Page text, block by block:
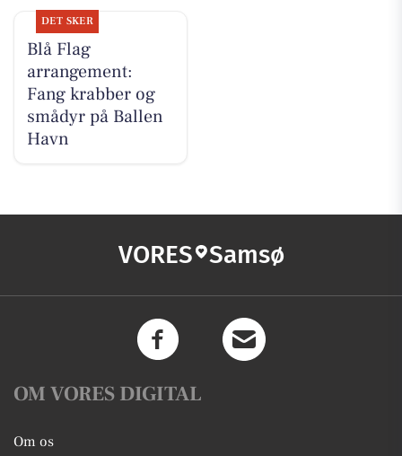
DET SKER
Blå Flag
arrangement:
Fang krabber og
smådyr på Ballen
Havn
VORES Samsø
OM VORES DIGITAL
Om os